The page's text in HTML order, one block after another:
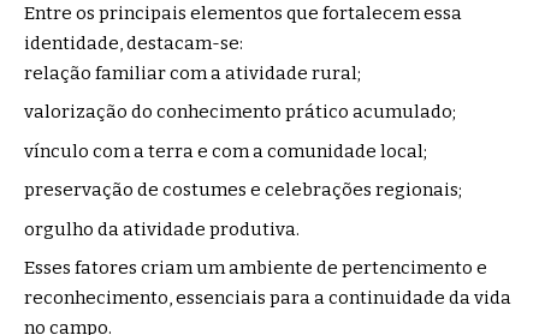
Entre os principais elementos que fortalecem essa
identidade, destacam-se:
relação familiar com a atividade rural;
valorização do conhecimento prático acumulado;
vínculo com a terra e com a comunidade local;
preservação de costumes e celebrações regionais;
orgulho da atividade produtiva.
Esses fatores criam um ambiente de pertencimento e
reconhecimento, essenciais para a continuidade da vida
no campo.